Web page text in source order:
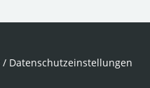
/ Datenschutzeinstellungen